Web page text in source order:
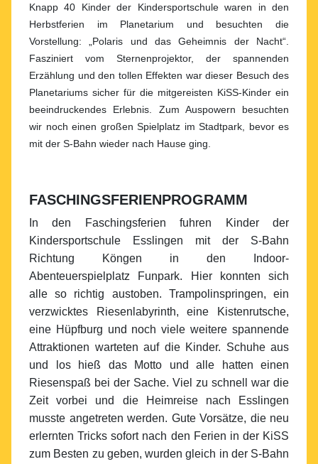
Knapp 40 Kinder der Kindersportschule waren in den
Herbstferien im Planetarium und besuchten die
Vorstellung: „Polaris und das Geheimnis der Nacht“.
Fasziniert vom Sternenprojektor, der spannenden
Erzählung und den tollen Effekten war dieser Besuch des
Planetariums sicher für die mitgereisten KiSS-Kinder ein
beeindruckendes Erlebnis. Zum Auspowern besuchten
wir noch einen großen Spielplatz im Stadtpark, bevor es
mit der S-Bahn wieder nach Hause ging.
FASCHINGSFERIENPROGRAMM
In den Faschingsferien fuhren Kinder der
Kindersportschule Esslingen mit der S-Bahn
Richtung Köngen in den Indoor-
Abenteuerspielplatz Funpark. Hier konnten sich
alle so richtig austoben. Trampolinspringen, ein
verzwicktes Riesenlabyrinth, eine Kistenrutsche,
eine Hüpfburg und noch viele weitere spannende
Attraktionen warteten auf die Kinder. Schuhe aus
und los hieß das Motto und alle hatten einen
Riesenspaß bei der Sache. Viel zu schnell war die
Zeit vorbei und die Heimreise nach Esslingen
musste angetreten werden. Gute Vorsätze, die neu
erlernten Tricks sofort nach den Ferien in der KiSS
zum Besten zu geben, wurden gleich in der S-Bahn